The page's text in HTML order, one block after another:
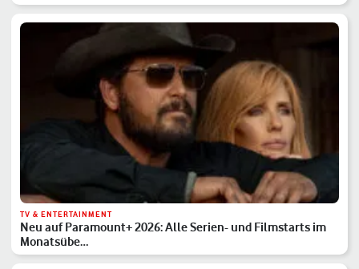
TV & ENTERTAINMENT
Neu auf Paramount+ 2026: Alle Serien- und Filmstarts im
Monatsübe…